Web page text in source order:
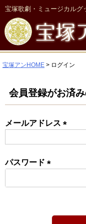
宝塚歌劇・ミュージカルグ
宝塚アンHOME ログイン
会員登録がお済
メールアドレス
パスワード
須)